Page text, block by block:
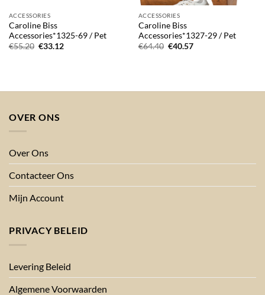
ACCESSORIES
Caroline Biss
Accessories*1325-69 / Pet
€55.20 Oorspronkelijke
€33.12Huidige
ACCESSORIES
Caroline Biss
Accessories*1327-29 / Pet
€64.40 Oorspronkelijke
€40.57Huidige
OVER ONS
Over Ons
Contacteer Ons
Mijn Account
PRIVACY BELEID
Levering Beleid
Algemene Voorwaarden